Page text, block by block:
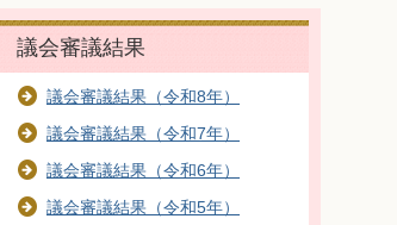
議会審議結果
議会審議結果（令和8年）
議会審議結果（令和7年）
議会審議結果（令和6年）
議会審議結果（令和5年）